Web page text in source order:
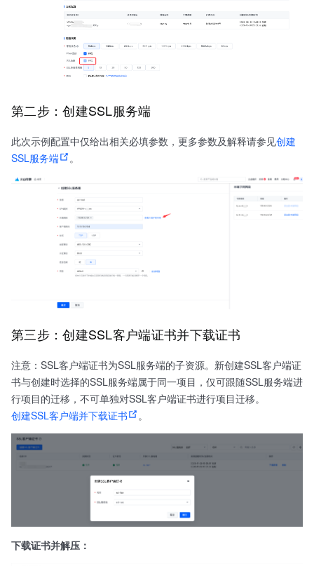
第二步：创建SSL服务端
此次示例配置中仅给出相关必填参数，更多参数及解释请参见创建
SSL服务端
。
第三步：创建SSL客户端证书并下载证书
注意：SSL客户端证书为SSL服务端的子资源。新创建SSL客户端证
书与创建时选择的SSL服务端属于同一项目，仅可跟随SSL服务端进
行项目的迁移，不可单独对SSL客户端证书进行项目迁移。
创建SSL客户端并下载证书
。
下载证书并解压：